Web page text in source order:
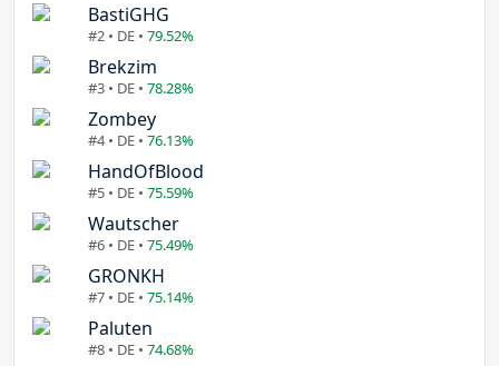
BastiGHG
#2 • DE • 79.52%
Brekzim
#3 • DE • 78.28%
Zombey
#4 • DE • 76.13%
HandOfBlood
#5 • DE • 75.59%
Wautscher
#6 • DE • 75.49%
GRONKH
#7 • DE • 75.14%
Paluten
#8 • DE • 74.68%